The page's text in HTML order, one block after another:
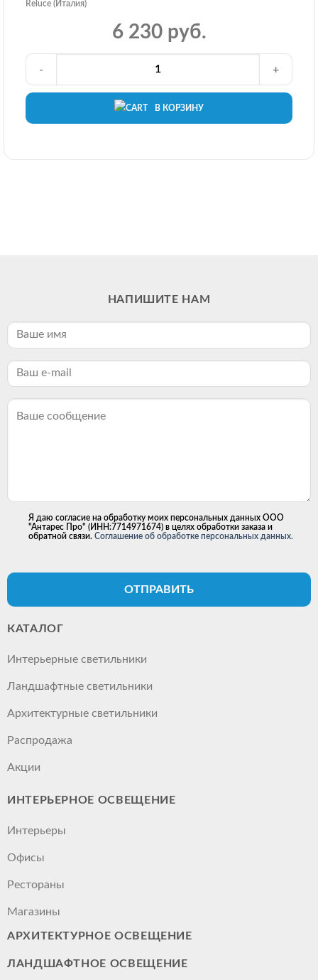
Reluce (Италия)
6 230 руб.
В КОРЗИНУ
- +
НАПИШИТЕ НАМ
Я даю согласие на обработку моих персональных данных ООО
"Антарес Про" (ИНН:7714971674) в целях обработки заказа и
обратной связи. Соглашение об обработке персональных данных.
ОТПРАВИТЬ
КАТАЛОГ
Интерьерные светильники
Ландшафтные светильники
Архитектурные светильники
Распродажа
Акции
ИНТЕРЬЕРНОЕ ОСВЕЩЕНИЕ
Интерьеры
Офисы
Рестораны
Магазины
АРХИТЕКТУРНОЕ ОСВЕЩЕНИЕ
ЛАНДШАФТНОЕ ОСВЕЩЕНИЕ